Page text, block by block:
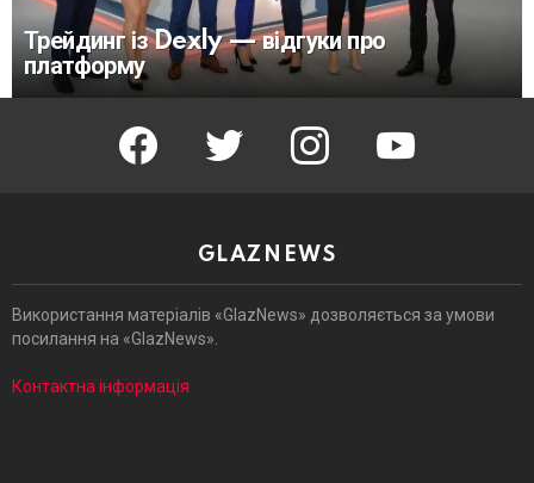
Трейдинг із Dexly — відгуки про
платформу
facebook twitter instagram youtube
GLAZNEWS
Використання матеріалів «GlazNews» дозволяється за умови
посилання на «GlazNews».
Контактна інформація